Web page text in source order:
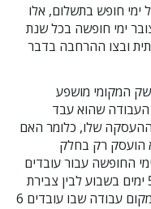
ימי חופש בתשלום, אלו
ימי חופשה בכל שנת
ובצו ההרחבה בדבר
המקומי מושפע
העבודה שהוא עבד
שלו, כלומר האם
הועסק רק בחלק
החופשה עבור עובדים
המועסקים במקום עבודה שבו עובדים 5 ימים בשבוע לבין צבירת
ימי החופשה עבור עובדים המועסקים במקום עבודה שבו עובדים 6